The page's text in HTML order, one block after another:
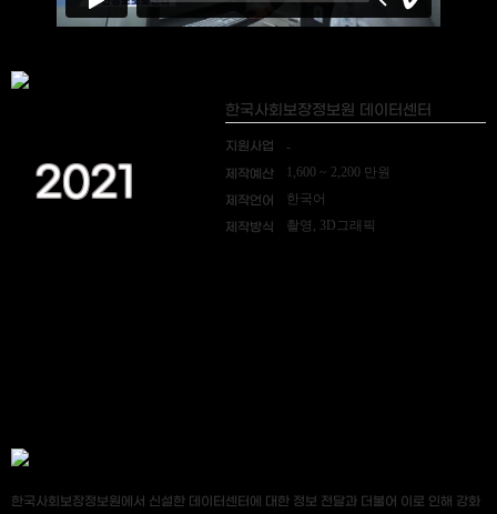
2021
한국사회보장정보원 데이터센터
지원사업 -
제작예산 1,600 ~ 2,200 만원
제작언어 한국어
제작방식 촬영, 3D그래픽
한국사회보장정보원에서 신설한 데이터센터에 대한 정보 전달과 더불어 이로 인해 강화